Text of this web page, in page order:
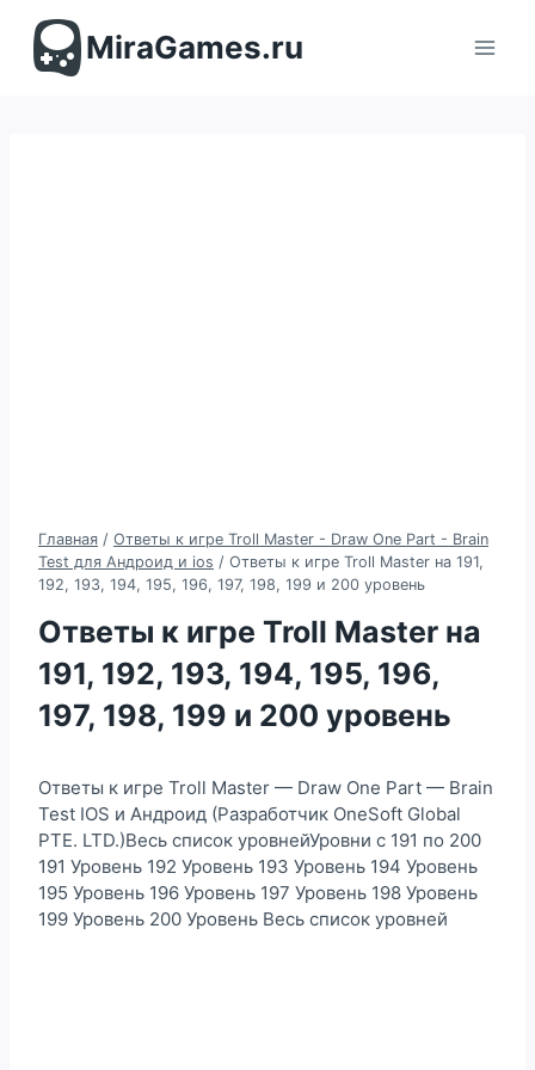
содержимомуMiraGames.ru
Главная / Ответы к игре Troll Master - Draw One Part - Brain
Test для Андроид и ios / Ответы к игре Troll Master на 191,
192, 193, 194, 195, 196, 197, 198, 199 и 200 уровень
Ответы к игре Troll Master на
191, 192, 193, 194, 195, 196,
197, 198, 199 и 200 уровень
Ответы к игре Troll Master — Draw One Part — Brain
Test IOS и Андроид (Разработчик OneSoft Global
PTE. LTD.)Весь список уровнейУровни с 191 по 200
191 Уровень 192 Уровень 193 Уровень 194 Уровень
195 Уровень 196 Уровень 197 Уровень 198 Уровень
199 Уровень 200 Уровень Весь список уровней